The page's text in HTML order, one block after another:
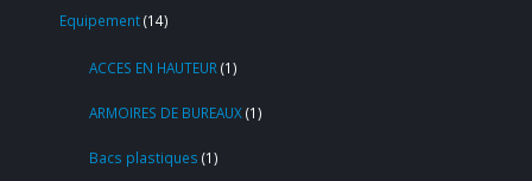
Equipement 14
ACCES EN HAUTEUR 1
ARMOIRES DE BUREAUX 1
Bacs plastiques 1